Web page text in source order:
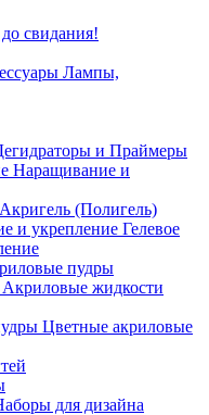
свидания!
Лампы,
и Праймеры
Наращивание и
Акригель (Полигель)
Гелевое
пудры
Акриловые жидкости
Цветные акриловые
для дизайна